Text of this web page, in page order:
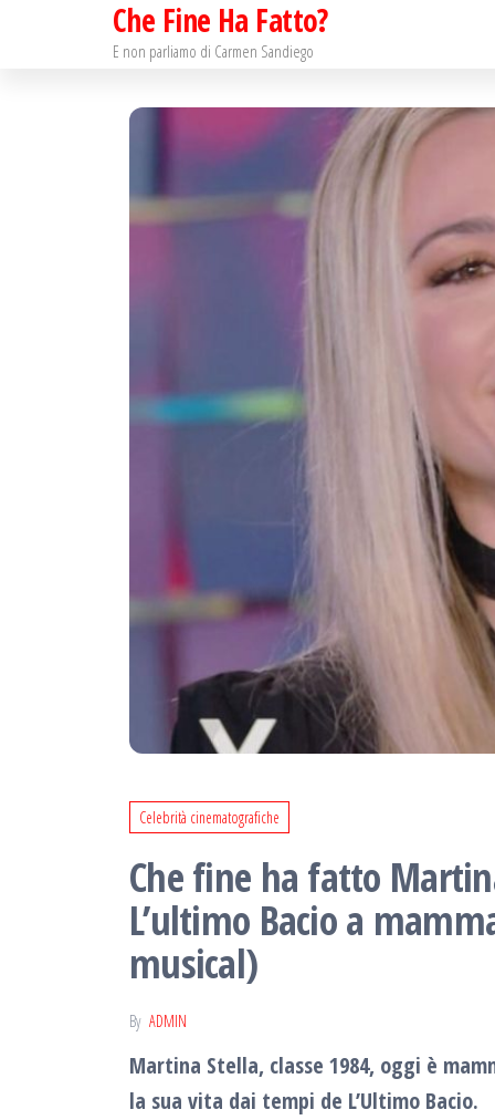
Che Fine Ha Fatto?
E non parliamo di Carmen Sandiego
Celebrità cinematografiche
Che fine ha fatto
L’ultimo Bacio a
musical)
By ADMIN
Martina Stella, classe 1984, oggi è
la sua vita dai tempi de L’Ultimo Bacio.